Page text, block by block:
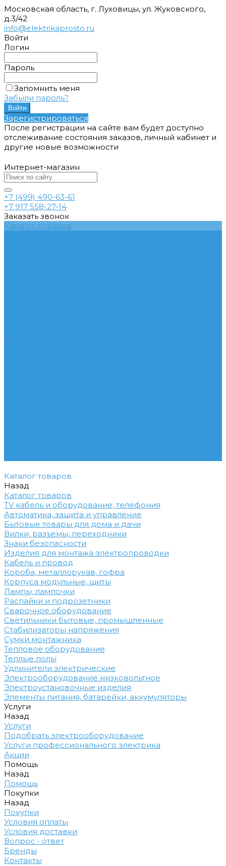
Московская область, г. Луховицы, ул. Жуковского,
д.3/42
info@elektrikaprosto.ru
Войти
Логин
Пароль
Запомнить меня
Забыли пароль?
Зарегистрироваться
После регистрации на сайте вам будет доступно
отслеживание состояния заказов, личный кабинет и
другие новые возможности
Интернет-магазин
+7 (499) 490-63-61
+7 917 558-27-14
Заказать звонок
Каталог товаров
Каталог товаров
Назад
Каталог товаров
TV кабель и оборудование, телефония
Автоматика, защита и управление
Бытовые товары для дома и дачи
Вилки, разъемы, переходники
Знаки безопасности
Изделия для монтажа электропроводки
Кабель и провод
Короба, металлорукав, гофра
Корпуса модульные, щиты
Лампы, лампочки
Распайки и подрозетники
Сварочное оборудование
Светильники бытовые, промышленные
Стабилизаторы напряжения
Сумки монтажника
Тепловое оборудование
Теплые полы
Удлинители электрические
Электрооборудование низковольтное
Электроустановочные изделия
Элементы питания, батарейки, аккумуляторы
Услуги
Назад
Услуги
Подобрать электрооборудование
Услуги профессионального электрика
Акции
Помощь
Назад
Помощь
Покупки
Назад
Покупки
Условия оплаты
Условия доставки
Вопрос - ответ
Бренды
Контакты